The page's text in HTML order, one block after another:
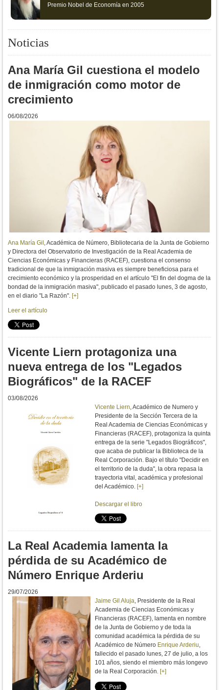
Premio Nobel de Economía en 2005
Noticias
Ana María Gil cuestiona el modelo
de inmigración como motor de
crecimiento
06/08/2026
Ana María Gil , Académica de Número, Bibliotecaria de la Junta de Gobierno
y Directora del Observatorio de Investigación de la Real Academia de
Ciencias Económicas y Financieras (RACEF), cuestiona el consenso
tradicional de que la inmigración masiva es siempre beneficiosa para el
crecimiento económico y la prosperidad en el artículo "El fin del dogma de la
bondad de la inmigración masiva", publicado el pasado lunes, 3 de agosto,
en el diario "La Razón". [+]
Leer el artículo
Vicente Liern protagoniza una
nueva entrega de los "Legados
Biográficos" de la RACEF
03/08/2026
Vicente Liern, Académico de Numero y
Presidente de la Sección Tercera de la
Real Academia de Ciencias Económicas y
Financieras (RACEF), protagoniza la quinta
entrega de la serie "Legados Biográficos",
que acaba de publicar la Biblioteca de la
Real Corporación. Bajo el título "Decidir en
el territorio de la duda", la obra repasa la
trayectoria vital, académica y profesional
del Académico. [+]
Descargar el libro
La Real Academia lamenta la
pérdida de su Académico de
Número Enrique Arderiu
29/07/2026
Jaime Gil Aluja, Presidente de la Real
Academia de Ciencias Económicas y
Financieras (RACEF), lamenta en nombre
de la Junta de Gobierno y de toda la
comunidad académica la pérdida de su
Académico de Número Enrique Arderiu,
fallecido el pasado lunes, 27 de julio, a los
101 años, siendo el miembro más longevo
de la Real Corporación. [+]